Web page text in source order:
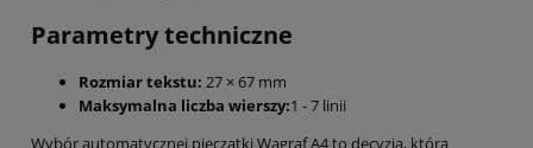
Parametry techniczne
Rozmiar tekstu: 27 × 67 mm
Maksymalna liczba wierszy:1 - 7 linii
Wybór automatycznej pieczątki Wagraf A4 to decyzja, która